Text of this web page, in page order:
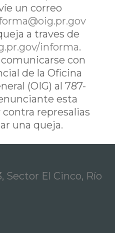
un correo
a traves de
informa.
con
de la Oficina
(OIG) al 787-
esta
represalias
una queja.
Sector El Cinco, Río